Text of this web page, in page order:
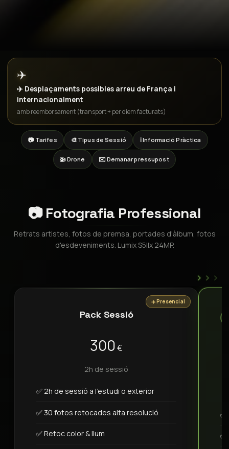
✈️
✈️ Desplaçaments possibles arreu de França i
internacionalment
amb reemborsament (transport + per diem facturats)
📷 Tarifes 🎨 Tipus de Sessió ℹ️ Informació Pràctica
🚁 Drone ✉️ Demanar pressupost
📷 Fotografia Professional
Retrats artistes, fotos de premsa, portades d'àlbum, fotos
d'esdeveniments. Lumix S5IIx 24MP.
› › ›
✈️ Presencial
Pack Sessió
300€
2h de sessió
✅ 2h de sessió a l'estudi o exterior
✅ 30 fotos retocades alta resolució
✅ Retoc color & llum